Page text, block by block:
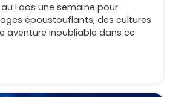
Laos une semaine pour
époustouflants, des cultures
aventure inoubliable dans ce